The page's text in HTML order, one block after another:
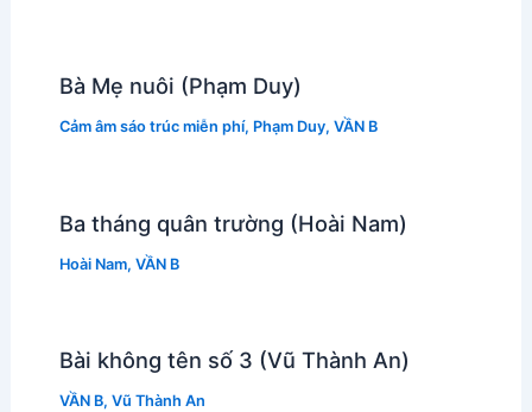
Bà Mẹ nuôi (Phạm Duy)
Cảm âm sáo trúc miễn phí, Phạm Duy, VẦN B
Ba tháng quân trường (Hoài Nam)
Hoài Nam, VẦN B
Bài không tên số 3 (Vũ Thành An)
VẦN B, Vũ Thành An